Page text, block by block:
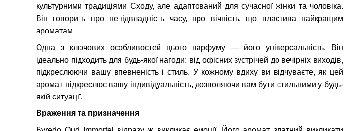
культурними традиціями Сходу, але адаптований для сучасної жінки та чоловіка.
Він говорить про непідвладність часу, про вічність, що властива найкращим
ароматам.
Одна з ключових особливостей цього парфуму — його універсальність. Він
ідеально підходить для будь-якої нагоди: від офісних зустрічей до вечірніх виходів,
підкреслюючи вашу впевненість і стиль. У кожному вдиху ви відчуваєте, як цей
аромат підкреслює вашу індивідуальність, дозволяючи вам бути стильними у будь-
якій ситуації.
Враження та призначення